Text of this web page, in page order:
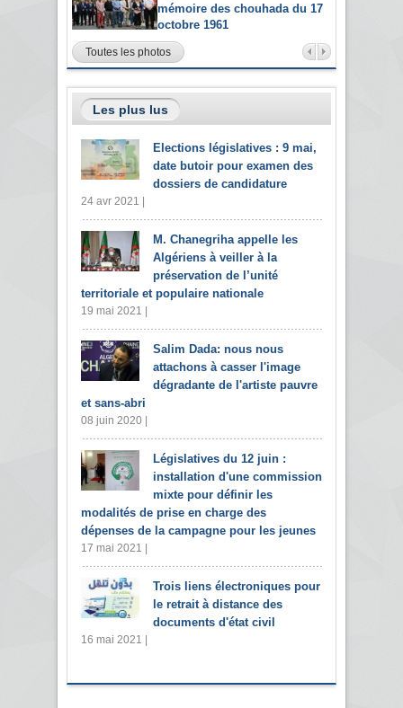
mémoire des chouhada du 17
octobre 1961
Toutes les photos
Les plus lus
Elections législatives : 9 mai,
date butoir pour examen des
dossiers de candidature
24 avr 2021 |
M. Chanegriha appelle les
Algériens à veiller à la
préservation de l’unité
territoriale et populaire nationale
19 mai 2021 |
Salim Dada: nous nous
attachons à casser l'image
dégradante de l'artiste pauvre
et sans-abri
08 juin 2020 |
Législatives du 12 juin :
installation d'une commission
mixte pour définir les
modalités de prise en charge des
dépenses de la campagne pour les jeunes
17 mai 2021 |
Trois liens électroniques pour
le retrait à distance des
documents d'état civil
16 mai 2021 |